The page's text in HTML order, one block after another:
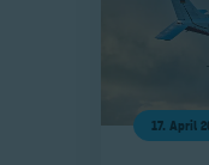
17. April